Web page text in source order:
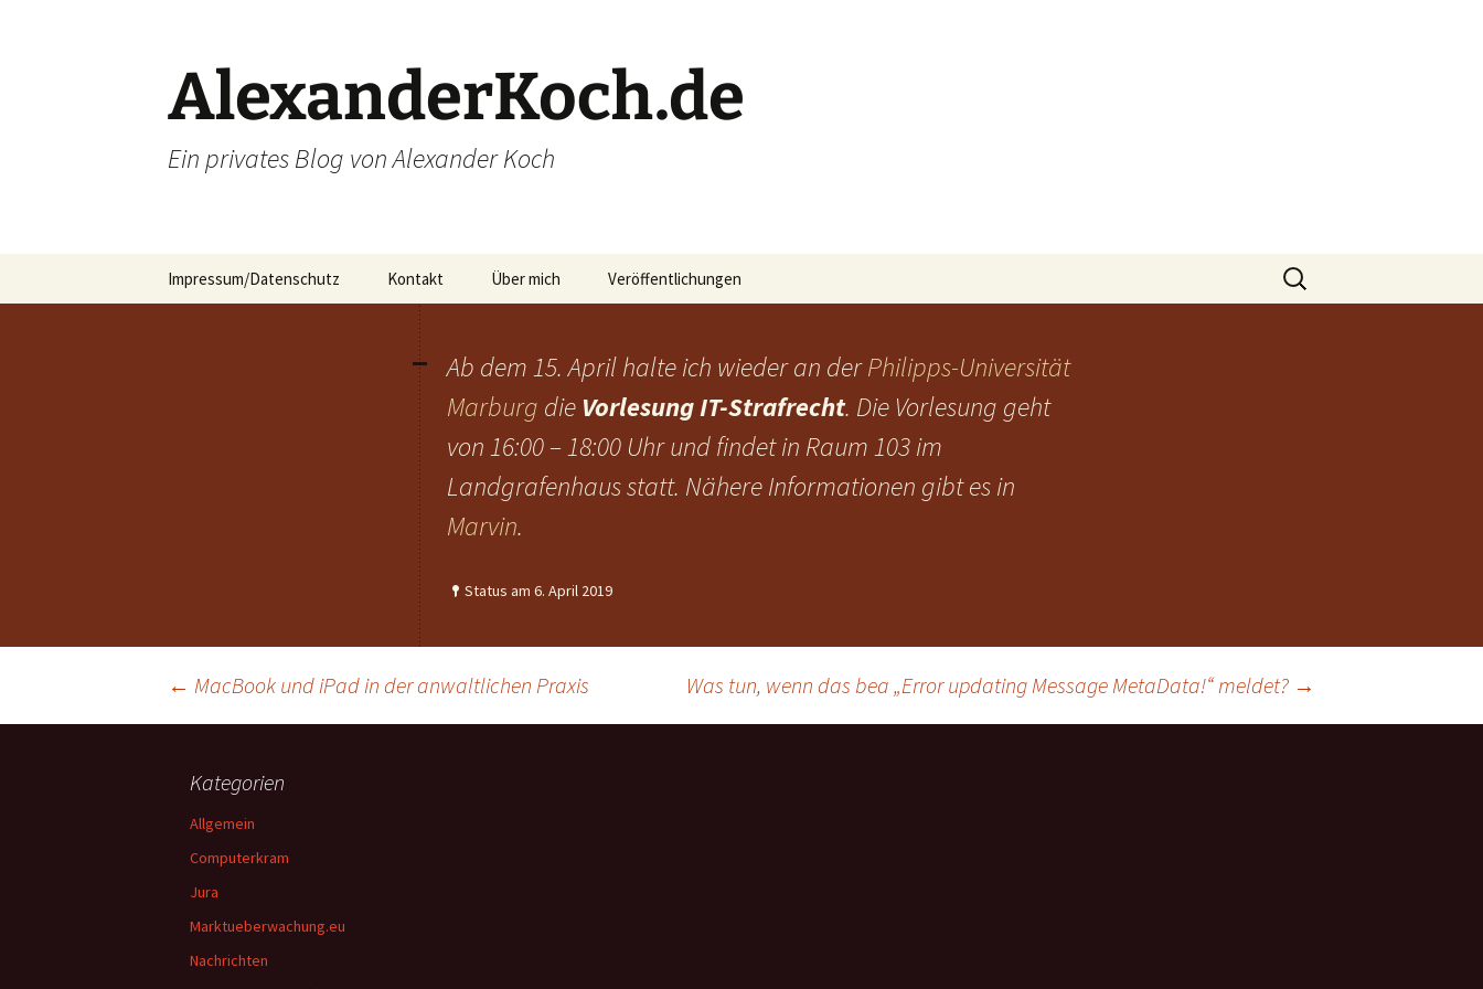
AlexanderKoch.de
Ein privates Blog von Alexander Koch
Impressum/Datenschutz Kontakt Über mich Veröffentlichungen
Suchen
nach:
Ab dem 15. April halte ich wieder an derPhilipps-Universität
Marburg die Vorlesung IT-Strafrecht. Die Vorlesung geht
von 16:00 – 18:00 Uhr und findet in Raum 103 im
Landgrafenhaus statt. Nähere Informationen gibt es in
Marvin.
Status am 6. April 2019
Beitragsnavigation
← MacBook und iPad in der anwaltlichen Praxis Was tun, wenn das bea „Error updating Message MetaData!“ meldet? →
Kategorien
Allgemein
Computerkram
Jura
Marktueberwachung.eu
Nachrichten